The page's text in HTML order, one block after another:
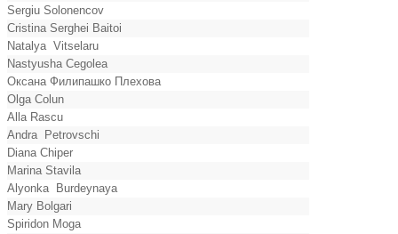
Sergiu Solonencov
Cristina Serghei Baitoi
Natalya Vitselaru
Nastyusha Cegolea
Оксана Филипашко Плехова
Olga Colun
Alla Rascu
Andra Petrovschi
Diana Chiper
Marina Stavila
Alyonka Burdeynaya
Mary Bolgari
Spiridon Moga